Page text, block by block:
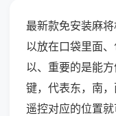
最新款免安装麻
以放在口袋里面
以、重要的是能
键，代表东，南
遥控对应的位置